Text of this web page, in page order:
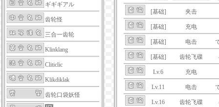
ギギギアル
齿轮怪
三合一齿轮
Klinklang
Cliticlic
Klikdiklak
齿轮口袋妖怪
[基础] 夹击
[基础] 充电
[基础] 电击
[基础] 齿轮飞碟
Lv.6 充电
Lv.11 电击
Lv.16 齿轮飞碟